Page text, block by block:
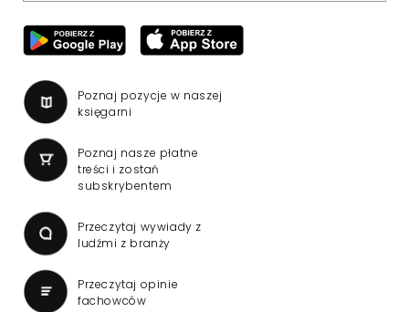
Poznaj pozycje w naszej
księgarni
Poznaj nasze płatne
treści i zostań
subskrybentem
Przeczytaj wywiady z
ludźmi z branży
Przeczytaj opinie
fachowców